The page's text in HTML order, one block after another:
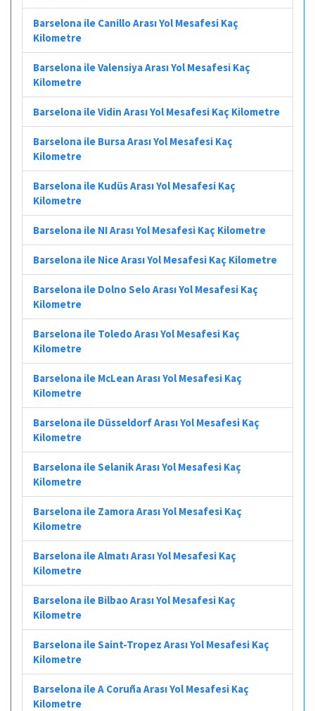
Barselona ile Canillo Arası Yol Mesafesi Kaç
Kilometre
Barselona ile Valensiya Arası Yol Mesafesi Kaç
Kilometre
Barselona ile Vidin Arası Yol Mesafesi Kaç Kilometre
Barselona ile Bursa Arası Yol Mesafesi Kaç
Kilometre
Barselona ile Kudüs Arası Yol Mesafesi Kaç
Kilometre
Barselona ile NI Arası Yol Mesafesi Kaç Kilometre
Barselona ile Nice Arası Yol Mesafesi Kaç Kilometre
Barselona ile Dolno Selo Arası Yol Mesafesi Kaç
Kilometre
Barselona ile Toledo Arası Yol Mesafesi Kaç
Kilometre
Barselona ile McLean Arası Yol Mesafesi Kaç
Kilometre
Barselona ile Düsseldorf Arası Yol Mesafesi Kaç
Kilometre
Barselona ile Selanik Arası Yol Mesafesi Kaç
Kilometre
Barselona ile Zamora Arası Yol Mesafesi Kaç
Kilometre
Barselona ile Almatı Arası Yol Mesafesi Kaç
Kilometre
Barselona ile Bilbao Arası Yol Mesafesi Kaç
Kilometre
Barselona ile Saint-Tropez Arası Yol Mesafesi Kaç
Kilometre
Barselona ile A Coruña Arası Yol Mesafesi Kaç
Kilometre